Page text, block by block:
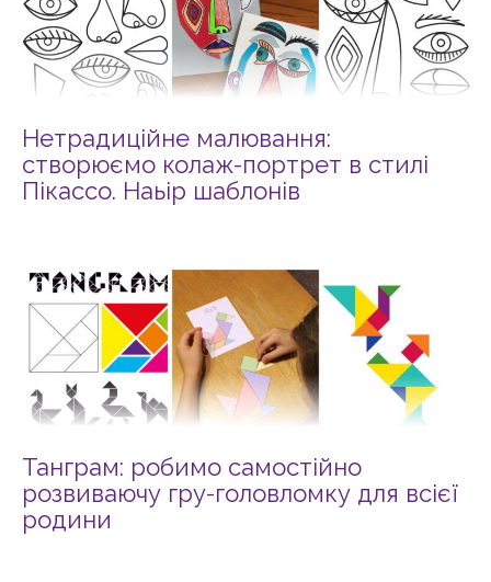
Нетрадиційне малювання:
створюємо колаж-портрет в стилі
Пікассо. Наьір шаблонів
Танграм: робимо самостійно
розвиваючу гру-головломку для всієї
родини